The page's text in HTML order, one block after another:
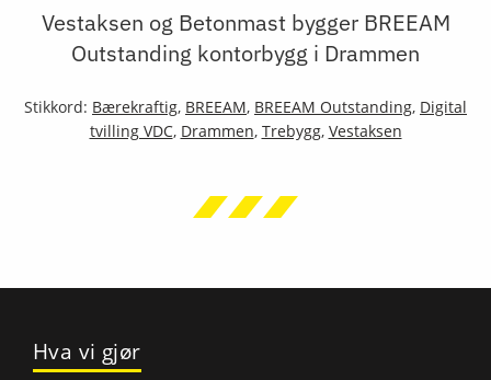
Vestaksen og Betonmast bygger BREEAM
Outstanding kontorbygg i Drammen
Stikkord: Bærekraftig, BREEAM, BREEAM Outstanding, Digital
tvilling VDC, Drammen, Trebygg, Vestaksen
Hva vi gjør